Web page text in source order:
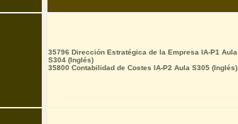
35796 Dirección Estratégica de la Empresa IA-P1 Aula
S304 (Inglés)
35800 Contabilidad de Costes IA-P2 Aula S305 (Inglés)